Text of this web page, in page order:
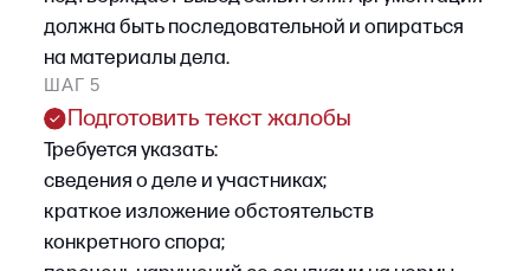
доказательств, о привлечении третьих лиц
и др.) и обеспечить их процессуальную
фиксацию;
построить последовательную правовую
позицию;
представить экспертные и иные
специальные заключения, которые позже,
как правило, будет невозможно приобщить.
проверяется преимущественно правильность